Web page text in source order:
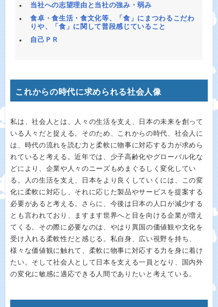
当社への志望理由と当社の強み・弱み
食卓・食生活・食文化等、「食」にまつわるこだわ
りや、「食」に関して普段感じていること
自己ＰＲ
これからの時代に求められる社会人像
私は、社会人とは、人々の生活を支え、日本の未来を創って
いる人々だと捉える。そのため、これからの時代、社会人に
は、時代の流れを読む力と柔軟に物事に対応する力が求めら
れていると考える。近年では、少子高齢化やグローバル化な
どにより、企業や人々のニーズもめまぐるしく変化してい
る。人の生活を支え、日本をより良くしていくには、この変
化に柔軟に対応し、それに応じた製品やサービスを提案する
必要があると考える。さらに、今後は日本の人口が減少する
とも言われており、ますます世界へと目を向ける企業が増え
てくる。その際に必要なのは、やはり異国の価値観や文化を
受け入れる柔軟性だと感じる。私自身、広い視野を持ち、
様々な価値観に触れて、柔軟に物事に対応する力を身に着け
たい。そして社会人として日本を支える一員となり、国内外
の変化に敏感に適応できる人間でありたいと考えている。